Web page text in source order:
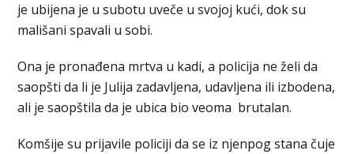
je ubijena je u subotu uveče u svojoj kući, dok su
mališani spavali u sobi.
Ona je pronađena mrtva u kadi, a policija ne želi da
saopšti da li je Julija zadavljena, udavljena ili izbodena,
ali je saopštila da je ubica bio veoma brutalan.
Komšije su prijavile policiji da se iz njenpog stana čuje